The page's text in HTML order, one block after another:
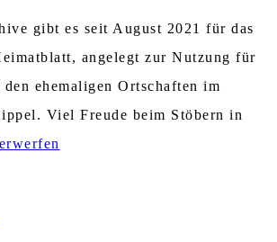
gibt es seit August 2021 für das
angelegt zur Nutzung für
ehemaligen Ortschaften im
Viel Freude beim Stöbern in